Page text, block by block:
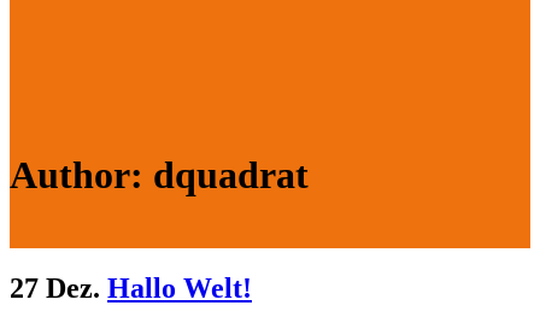
Author: dquadrat
27 Dez. Hallo Welt!